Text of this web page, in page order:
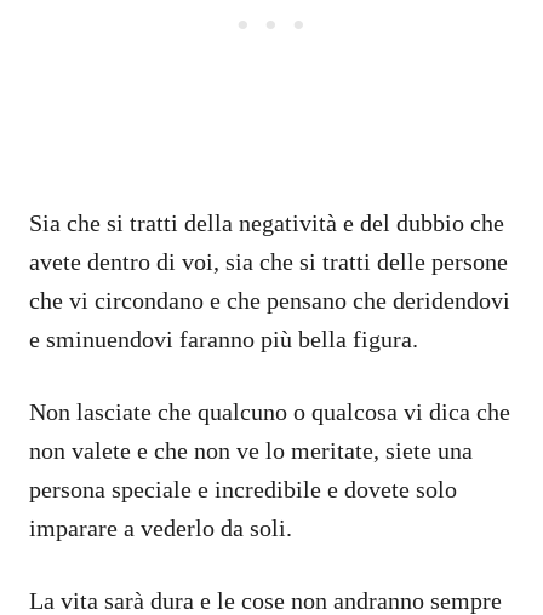
Sia che si tratti della negatività e del dubbio che
avete dentro di voi, sia che si tratti delle persone
che vi circondano e che pensano che deridendovi
e sminuendovi faranno più bella figura.
Non lasciate che qualcuno o qualcosa vi dica che
non valete e che non ve lo meritate, siete una
persona speciale e incredibile e dovete solo
imparare a vederlo da soli.
La vita sarà dura e le cose non andranno sempre